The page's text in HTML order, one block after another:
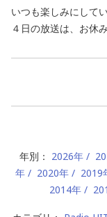
いつも楽しみにして
４日の放送は、お休
年別： 2026年
年
2020年 2019
2014年